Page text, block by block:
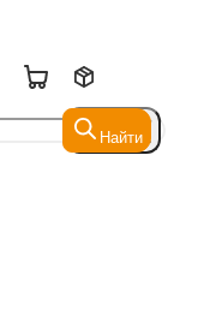
Найти
Найти